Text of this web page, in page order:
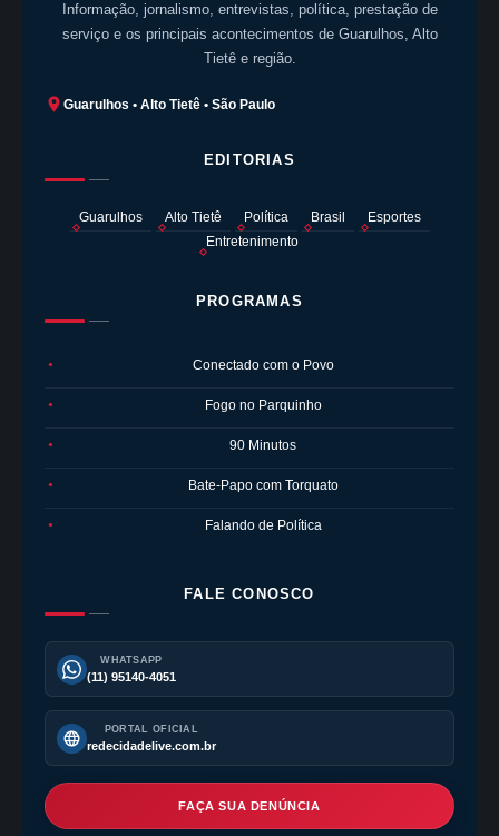
Informação, jornalismo, entrevistas, política, prestação de
serviço e os principais acontecimentos de Guarulhos, Alto
Tietê e região.
Guarulhos • Alto Tietê • São Paulo
EDITORIAS
Guarulhos Alto Tietê Política Brasil
Esportes
Entretenimento
PROGRAMAS
● Conectado com o Povo
● Fogo no Parquinho
● 90 Minutos
● Bate-Papo com Torquato
● Falando de Política
FALE CONOSCO
WHATSAPP
(11) 95140-4051
PORTAL OFICIAL
redecidadelive.com.br
FAÇA SUA DENÚNCIA